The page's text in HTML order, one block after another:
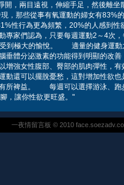
，兩目遠視，伸縮手足，然後離坐
那些從事有氧運動的婦女有83%的
性行為更為頻繁，20%的人感到性
家們認為，只要每週運動2～4次，
受到極大的愉悅。 適量的健身運動
垂體分泌激素的功能得到明顯的改善
強女性腹部、臀部的肌肉彈性，有
還可以擺脫憂愁，這對增加性欲也
有所裨益。 每週可以選擇游泳、跑
，讓你性欲更旺盛。"
一夜情留言板 © 2010